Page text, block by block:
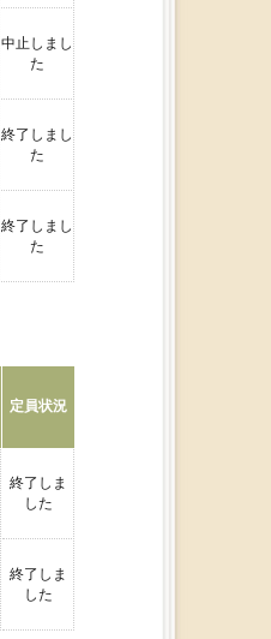
中止しまし
た
終了しまし
た
終了しまし
た
定員状況
終了しま
した
終了しま
した